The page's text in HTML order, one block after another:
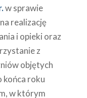
w sprawie
realizację
i opieki oraz
z
objętych
końca roku
w którym